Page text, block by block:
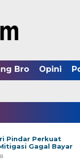
Bro Opini
Pindar Perkuat
Gagal Bayar